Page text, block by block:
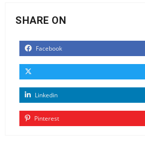
SHARE ON
Facebook
Linkedin
Pinterest